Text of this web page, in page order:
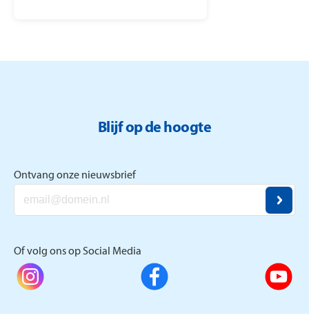
Blijf op de hoogte
Ontvang onze nieuwsbrief
Of volg ons op Social Media